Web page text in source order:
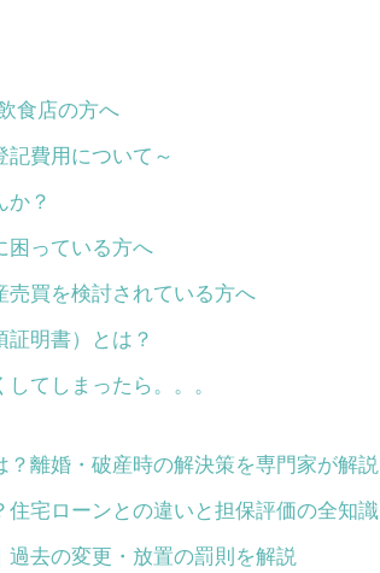
食店の方へ
費用について～
？
困っている方へ
買を検討されている方へ
明書）とは？
てしまったら。。。
離婚・破産時の解決策を専門家が解説
宅ローンとの違いと担保評価の全知識
去の変更・放置の罰則を解説